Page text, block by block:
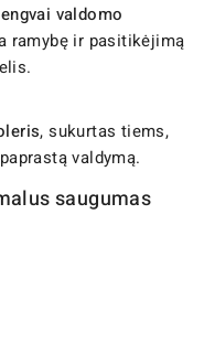
valdomo
ramybę ir pasitikėjimą
, sukurtas tiems,
valdymą.
saugumas